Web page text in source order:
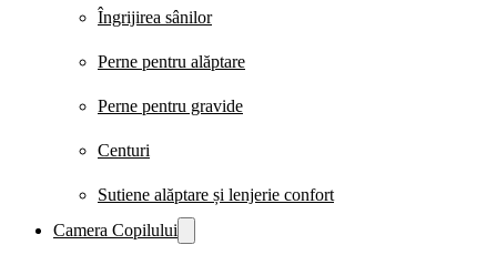
Îngrijirea sânilor
Perne pentru alăptare
Perne pentru gravide
Centuri
Sutiene alăptare și lenjerie confort
Camera Copilului